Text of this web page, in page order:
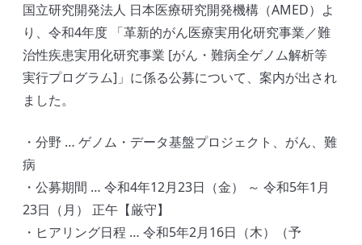
国立研究開発法人 日本医療研究開発機構（AMED）よ
り、令和4年度 「革新的がん医療実用化研究事業／難
治性疾患実用化研究事業 [がん・難病全ゲノム解析等
実行プログラム]」に係る公募について、案内が出され
ました。
・分野 … ゲノム・データ基盤プロジェクト、がん、難
病
・公募期間 … 令和4年12月23日（金） ～ 令和5年1月
23日（月） 正午【厳守】
・ヒアリング日程 … 令和5年2月16日（木）（予